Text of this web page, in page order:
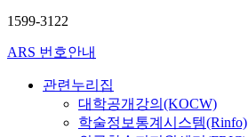
1599-3122
ARS 번호안내
관련누리집
대학공개강의(KOCW)
학술정보통계시스템(Rinfo)